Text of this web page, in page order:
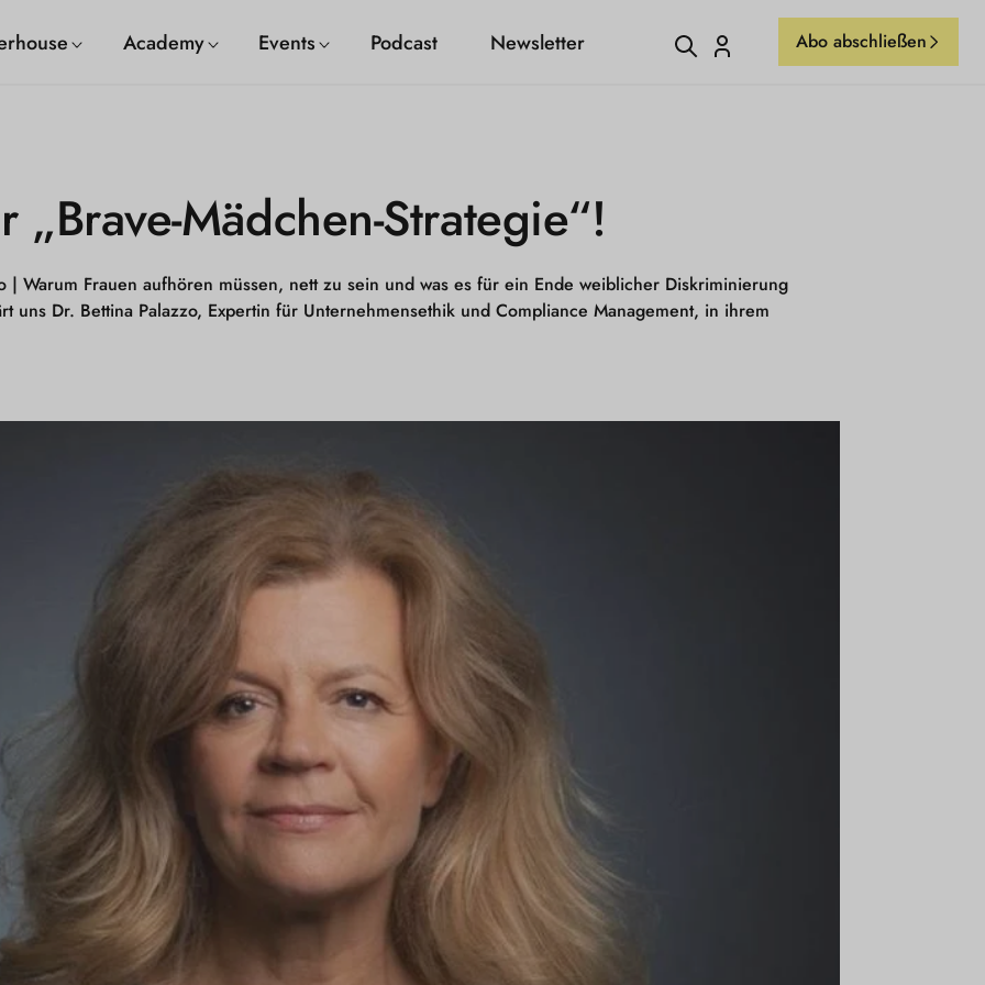
Academy Events Podcast Newsletter Einloggen Abo abschließen
„Brave-Mädchen-Strategie“!
| Warum Frauen aufhören müssen, nett zu sein und was es für ein Ende weiblicher Diskriminierung
uns Dr. Bettina Palazzo, Expertin für Unternehmensethik und Compliance Management, in ihrem